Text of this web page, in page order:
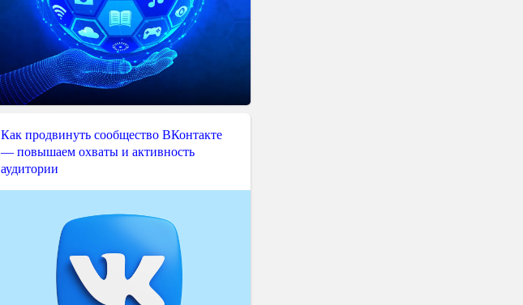
Как продвинуть сообщество ВКонтакте
— повышаем охваты и активность
аудитории